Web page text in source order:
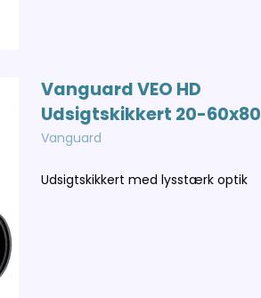
Vanguard VEO HD
Udsigtskikkert 20-60x80
Vanguard
Udsigtskikkert med lysstærk optik